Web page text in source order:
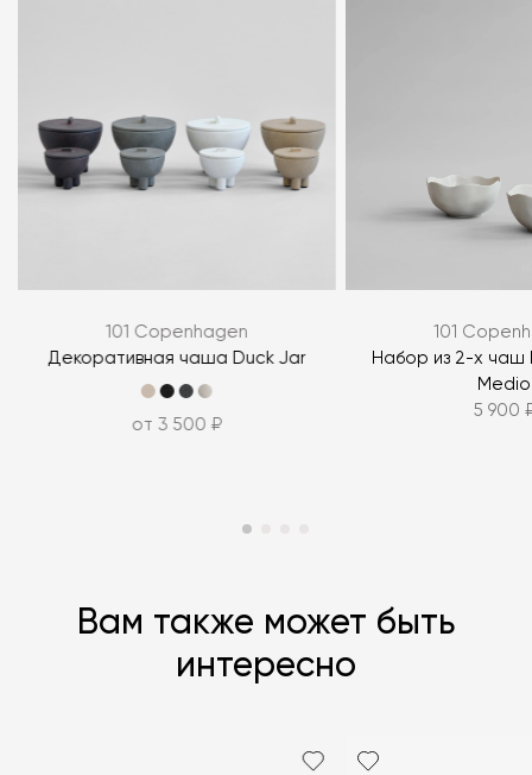
политикой персональных данных
ЗАДАТЬ ВОПРОС
ЗАДАТЬ ВОПРОС
101 Copenhagen
Декоративная чаша Duck Jar
от 3 500 ₽
101
Набор из 2-х чаш
Medio
5 900
Вам также может быть
интересно